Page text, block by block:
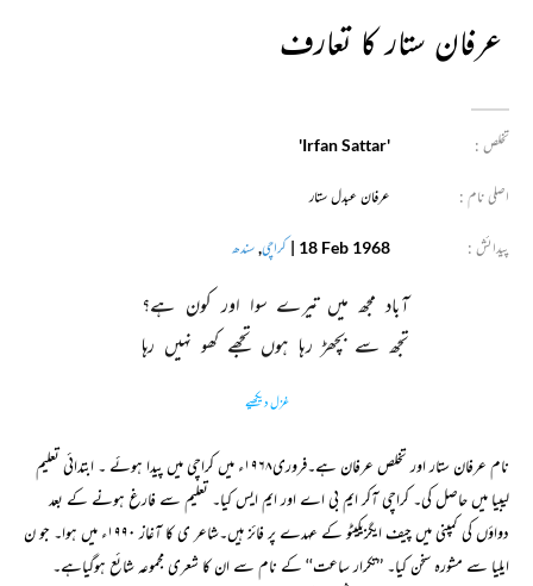
عرفان ستار کا تعارف
تخلص : 'Irfan Sattar'
اصلی نام : عرفان عبدل ستار
پیدائش : 18 Feb 1968
| کراچی,سندھ
آباد مجھ میں تیرے سوا اور کون ہے؟
تجھ سے بچھڑ رہا ہوں تجھے کھو نہیں رہا
غزل دیکھیے
نام عرفان ستار اور تخلص عرفان ہے۔فروری۱۹۶۸ء میں کراچی میں پیدا ہوئے ۔ ابتدائی تعلیم
لیبیا میں حاصل کی۔ کراچی آکر ایم بی اے اور ایم ایس کیا۔ تعلیم سے فارغ ہونے کے بعد
دواؤں کی کمپنی میں چیف ایگزیکیٹو کے عہدے پر فائز ہیں۔شاعر ی کا آغاز ۱۹۹۰ء میں ہوا۔ جو ن
ایلیا سے مشورہ سخن کیا۔ ’’تکرار ساعت‘‘ کے نام سے ان کا شعری مجموعہ شائع ہوگیاہے۔